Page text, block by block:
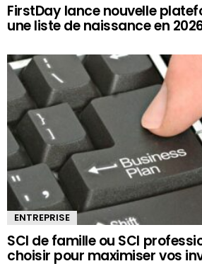
FirstDay lance nouvelle
une liste de naissance en
ENTREPRISE
SCI de famille ou SCI
choisir pour maximiser vos